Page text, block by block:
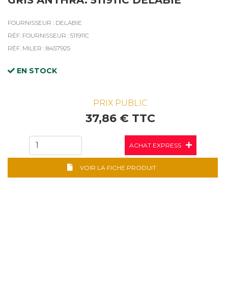
FOURNISSEUR : DELABIE
RÉF. FOURNISSEUR : 511911C
RÉF. MILER : 8457925
EN STOCK
PRIX PUBLIC
37,86 € TTC
ACHAT EXPRESS
VOIR LA FICHE PRODUIT